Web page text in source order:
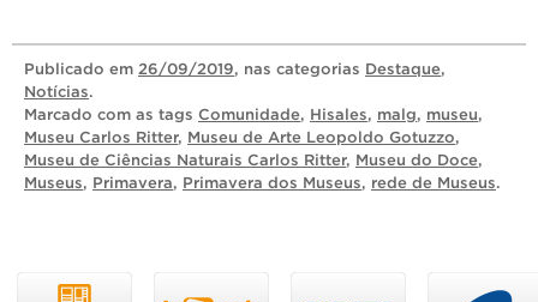
Publicado em 26/09/2019, nas categorias Destaque,
Notícias.
Marcado com as tags Comunidade, Hisales, malg, museu,
Museu Carlos Ritter, Museu de Arte Leopoldo Gotuzzo,
Museu de Ciências Naturais Carlos Ritter, Museu do Doce,
Museus, Primavera, Primavera dos Museus, rede de Museus.